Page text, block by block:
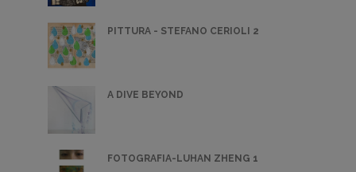
PITTURA - STEFANO CERIOLI 2
A DIVE BEYOND
FOTOGRAFIA-LUHAN ZHENG 1